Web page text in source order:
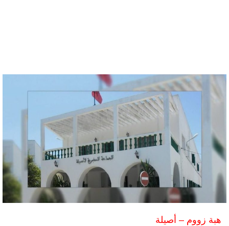
هبة زووم – أصيلة